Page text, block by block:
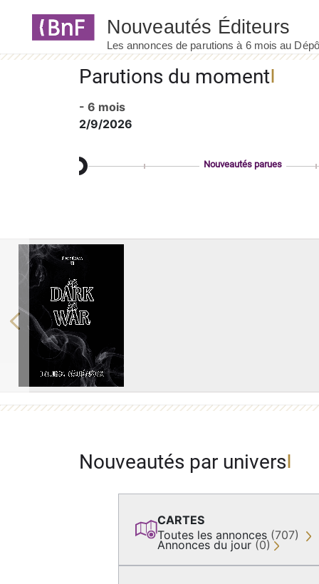
Parutions du moment
- 6 mois
2/9/2026
Nouveautés parues
Previous
Nouveautés par univers
CARTES
Toutes les annonces (707)
Annonces du jour (0)